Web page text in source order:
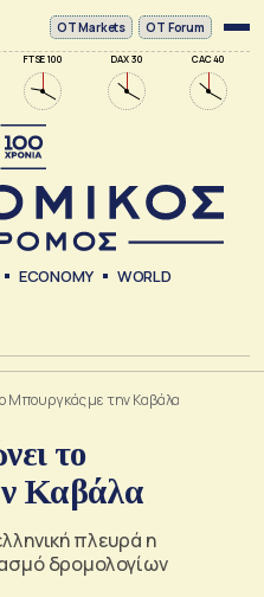
FTSE 100 DAX 30 CAC 40
ΟΤ Markets OT Forum
ECONOMY WORLD
Μπουργκάς με την Καβάλα
το
Καβάλα
πλευρά η
δρομολογίων